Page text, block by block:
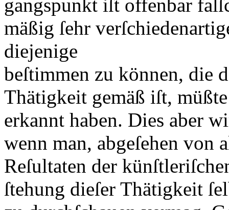
gangspunkt iſt offenbar
mäßig ſehr
diejenige
beſtimmen zu können, die
Thätigkeit gemäß iſt, müßte
erkannt haben. Dies aber
wenn man, abgeſehen
Reſultaten der
ſtehung dieſer Thätigkeit